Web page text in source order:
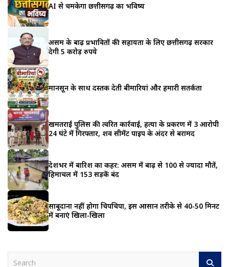
AI से चमकेगा छत्तीसगढ़ का भविष्य
असम के बाढ़ प्रभावितों की सहायता के लिए छत्तीसगढ़ सरकार
देगी 5 करोड़ रुपये
मानसून के साथ दस्तक देती बीमारियां और हमारी सतर्कता
खमतराई पुलिस की त्वरित कार्रवाई, हत्या के प्रकरण में 3 आरोपी
24 घंटे में गिरफ्तार, शव सीमेंट पाइप के अंदर से बरामद
देशभर में बारिश का कहर: असम में बाढ़ से 100 से ज्यादा मौतें,
हिमाचल में 153 सड़कें बंद
साबूदाना नहीं होगा चिपचिपा, इस आसान तरीके से 40-50 मिनट
में बनाएं खिला-खिला